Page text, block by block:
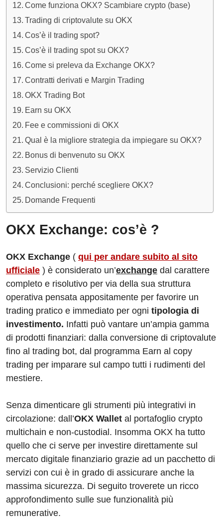
Come funziona OKX? Scambiare crypto (base)
Trading di criptovalute su OKX
Cos’è il trading spot?
Cos’è il trading spot su OKX?
Come si preleva da Exchange OKX?
Contratti derivati e Margin Trading
OKX Trading Bot
Earn su OKX
Fee e commissioni di OKX
Qual è la migliore strategia da impiegare su OKX?
Bonus di benvenuto su OKX
Servizio Clienti
Conclusioni: perché scegliere OKX?
Domande Frequenti
OKX Exchange: cos’è ?
OKX Exchange ( qui per andare subito al sito
ufficiale ) è considerato un’exchange dal carattere
completo e risolutivo per via della sua struttura
operativa pensata appositamente per favorire un
trading pratico e immediato per ogni tipologia di
investimento. Infatti può vantare un’ampia gamma
di prodotti finanziari: dalla conversione di criptovalute
fino al trading bot, dal programma Earn al copy
trading per imparare sul campo tutti i rudimenti del
mestiere.
Senza dimenticare gli strumenti più integrativi in
circolazione: dall’OKX Wallet al portafoglio crypto
multichain e non-custodial. Insomma OKX ha tutto
quello che ci serve per investire direttamente sul
mercato digitale finanziario grazie ad un pacchetto di
servizi con cui è in grado di assicurare anche la
massima sicurezza. Di seguito troverete un ricco
approfondimento sulle sue funzionalità più
remunerative.